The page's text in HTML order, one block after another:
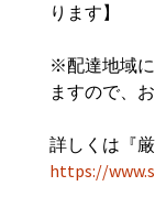
ります】
※配達地域
ますので、
詳しくは『
https://